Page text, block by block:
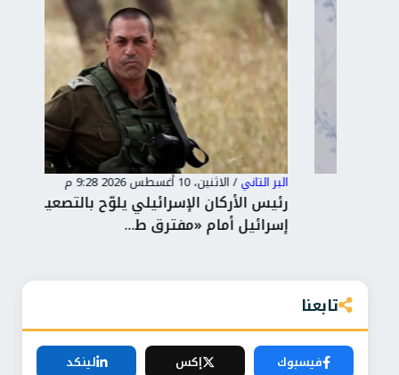
/الاثنين، 10 أغسطس 2026 9:28 م
رئيس الأركان الإسرائيلي يلوّح بالتصعيد:
إسرائيل أمام «مفترق ط...
تابعنا
فيسبوك إكس
لينكد